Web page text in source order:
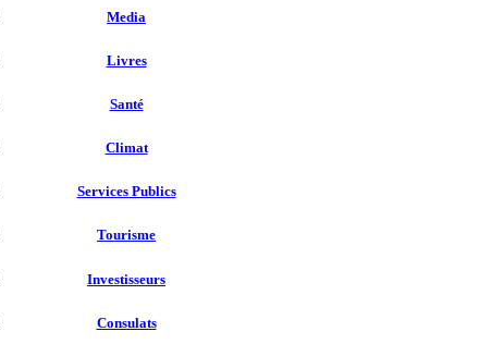
Media
Livres
Santé
Climat
Services Publics
Tourisme
Investisseurs
Consulats